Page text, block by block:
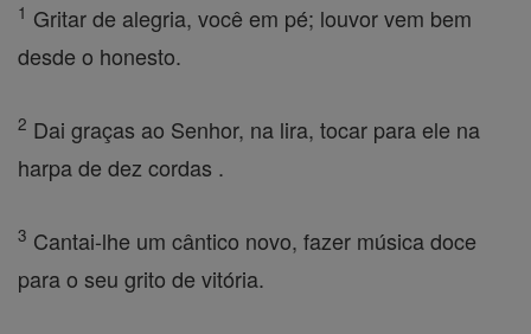
1 Gritar de alegria, você em pé; louvor vem bem
desde o honesto.
2 Dai graças ao Senhor, na lira, tocar para ele na
harpa de dez cordas .
3 Cantai-lhe um cântico novo, fazer música doce
para o seu grito de vitória.